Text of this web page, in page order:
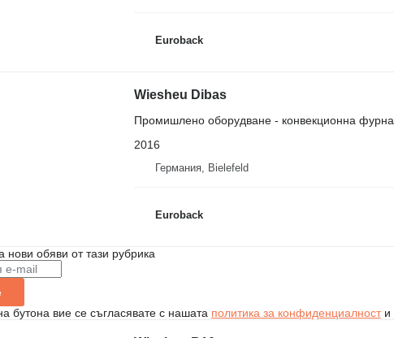
Euroback
Wiesheu Dibas
Промишлено оборудване - конвекционна фурна
2016
Германия, Bielefeld
Euroback
нови обяви от тази рубрика
бутона вие се съгласявате с нашата политика за конфиденциалности